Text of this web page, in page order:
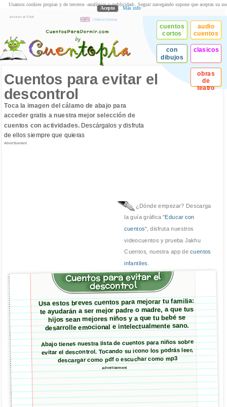
acceso al Club
Children Stories
cuentos
cortos
audio
cuentos
con
dibujos
clasicos
obras
de
teatro
Cuentos para evitar el
descontrol
Toca la imagen del cálamo de abajo para
acceder gratis a nuestra mejor selección de
cuentos con actividades.Descárgalos y disfruta
de ellos siempre que quieras
Advertisement
¿Dónde empezar? Descarga
la guía gráfica "Educar con
cuentos", disfruta nuestros
videocuentos y prueba Jakhu
Cuentos, nuestra app decuentos
infantiles
Cuentos para evitar el
descontrol
Usa estos breves cuentos para mejorar tu familia:
te ayudarán a ser mejor padre o madre, a que tus
hijos sean mejores niños y a que tu bebé se
desarrolle emocional e intelectualmente sano.
Abajo tienes nuestra lista de cuentos para niños sobre
evitar el descontrol. Tocando su icono los podrás leer,
descargar como pdf o escuchar como mp3
Advertisement
Usamos cookies propias y de terceros -analíticas y publicidad-. Seguir navegando supone que aceptas su
Acepto Más info